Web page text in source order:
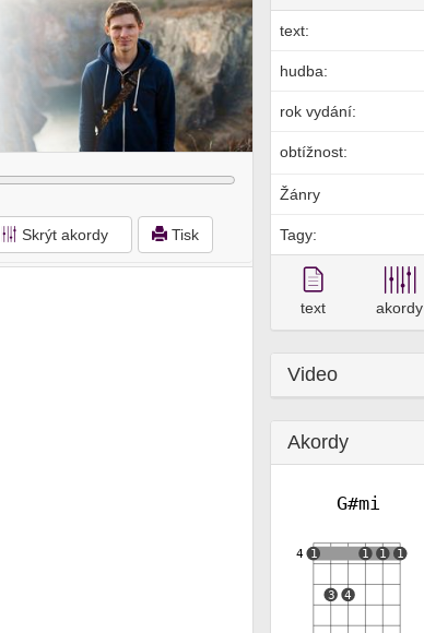
Skrýt akordy Tisk
text:
hudba:
rok vydání:
obtížnost:
Žánry
Tagy:
text akordy
Video
Akordy
G#mi
4 1
3 4
1 1 1